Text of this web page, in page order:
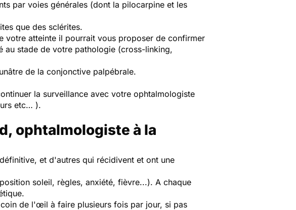
par voies générales (dont la pilocarpine et les
que des sclérites.
votre atteinte il pourrait vous proposer de confirmer
au stade de votre pathologie (cross-linking,
de la conjonctive palpébrale.
la surveillance avec votre ophtalmologiste
etc… ).
ophtalmologiste à la
et d'autres qui récidivent et ont une
soleil, règles, anxiété, fièvre...). A chaque
de l'œil à faire plusieurs fois par jour, si pas